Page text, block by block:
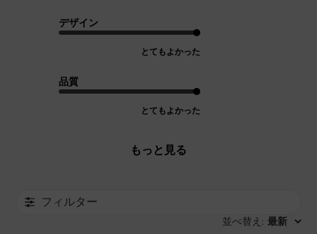
デザイン
とてもよかった
品質
とてもよかった
もっと見る
フィルター
並べ替え : 最新